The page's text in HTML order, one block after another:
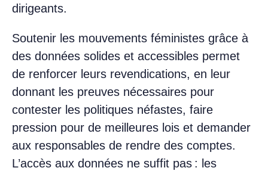
dirigeants.
Soutenir les mouvements féministes grâce à
des données solides et accessibles permet
de renforcer leurs revendications, en leur
donnant les preuves nécessaires pour
contester les politiques néfastes, faire
pression pour de meilleures lois et demander
aux responsables de rendre des comptes.
L’accès aux données ne suffit pas : les